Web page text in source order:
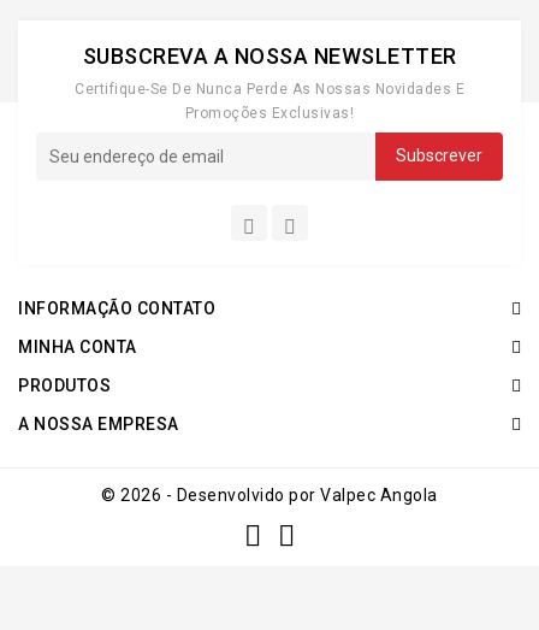
SUBSCREVA A NOSSA NEWSLETTER
Certifique-Se De Nunca Perde As Nossas Novidades E
Promoções Exclusivas!
INFORMAÇÃO CONTATO
MINHA CONTA
PRODUTOS
A NOSSA EMPRESA
© 2026 - Desenvolvido por Valpec Angola